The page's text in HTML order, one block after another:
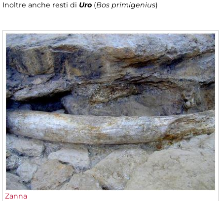
Inoltre anche resti di Uro (Bos primigenius)
Zanna